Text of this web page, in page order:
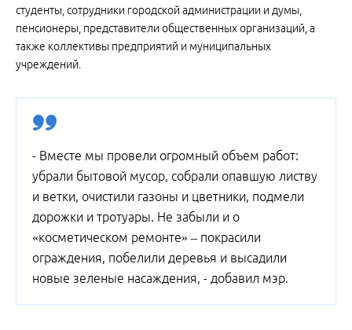
студенты, сотрудники городской администрации и думы,
пенсионеры, представители общественных организаций, а
также коллективы предприятий и муниципальных
учреждений.
- Вместе мы провели огромный объем работ:
убрали бытовой мусор, собрали опавшую листву
и ветки, очистили газоны и цветники, подмели
дорожки и тротуары. Не забыли и о
«косметическом ремонте» – покрасили
ограждения, побелили деревья и высадили
новые зеленые насаждения, - добавил мэр.